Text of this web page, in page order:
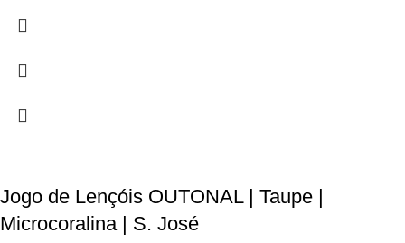
Jogo de Lençóis OUTONAL | Taupe |
Microcoralina | S. José